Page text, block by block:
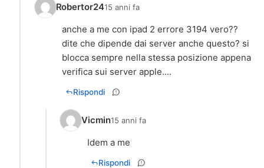
Robertor2415 anni fa
anche a me con ipad 2 errore 3194 vero??
dite che dipende dai server anche questo? si
blocca sempre nella stessa posizione appena
verifica sui server apple....
Rispondi
Vicmin15 anni fa
Idem a me
Rispondi